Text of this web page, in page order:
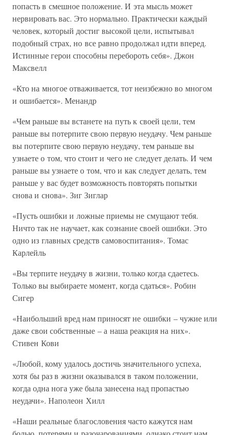
попасть в смешное положение. И эта мысль может
нервировать вас. Это нормально. Практически каждый
человек, который достиг высокой цели, испытывал
подобный страх, но все равно продолжал идти вперед.
Истинные герои способны перебороть себя». Джон
Максвелл
«Кто на многое отваживается, тот неизбежно во многом
и ошибается». Менандр
«Чем раньше вы встанете на путь к своей цели, тем
раньше вы потерпите свою первую неудачу. Чем раньше
вы потерпите свою первую неудачу, тем раньше вы
узнаете о том, что стоит и чего не следует делать. И чем
раньше вы узнаете о том, что и как следует делать, тем
раньше у вас будет возможность повторять попытки
снова и снова». Зиг Зиглар
«Пусть ошибки и ложные приемы не смущают тебя.
Ничто так не научает, как сознание своей ошибки. Это
одно из главных средств самовоспитания». Томас
Карлейль
«Вы терпите неудачу в жизни, только когда сдаетесь.
Только вы выбираете момент, когда сдаться». Робин
Сигер
«Наибольший вред нам приносят не ошибки – чужие или
даже свои собственные – а наша реакция на них».
Стивен Кови
«Любой, кому удалось достичь значительного успеха,
хотя бы раз в жизни оказывался в таком положении,
когда одна нога уже была занесена над пропастью
неудачи». Наполеон Хилл
«Наши реальные благословения часто кажутся нам